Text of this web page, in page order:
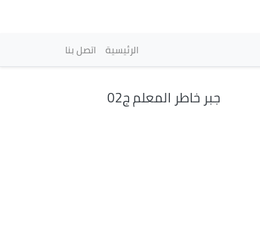
principale
الرئيسية اتصل بنا
جبر خاطر المعلم ج02